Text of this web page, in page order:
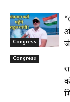
Congress
Congress